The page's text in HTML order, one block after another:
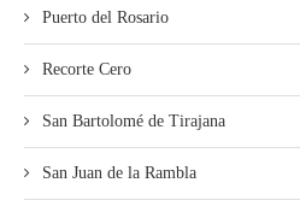
Puerto del Rosario
Recorte Cero
San Bartolomé de Tirajana
San Juan de la Rambla